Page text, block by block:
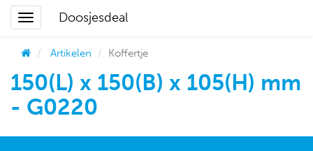
Doosjesdeal
Artikelen Koffertje
150(L) x 150(B) x 105(H) mm
- G0220